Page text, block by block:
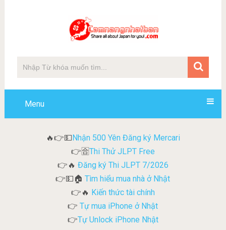
Menu
🔥👉💵Nhận 500 Yên Đăng ký Mercari
👉🈴Thi Thử JLPT Free
👉🔥 Đăng ký Thi JLPT 7/2026
👉💵🏠Tìm hiểu mua nhà ở Nhật
👉🔥 Kiến thức tài chính
👉 Tự mua iPhone ở Nhật
👉Tự Unlock iPhone Nhật